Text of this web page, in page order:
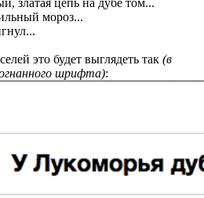
златая цепь на дубе том...
мороз...
это будет выглядеть так (в
шрифта):